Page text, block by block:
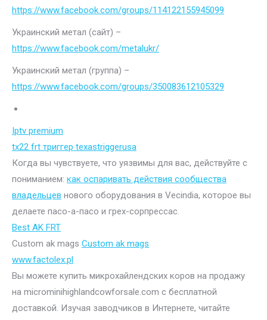
https://www.facebook.com/groups/114122155945099
Украинский метал (сайт) –
https://www.facebook.com/metalukr/
Украинский метал (группа) –
https://www.facebook.com/groups/350083612105329
Iptv premium
tx22 frt триггер texastriggerusa
Когда вы чувствуете, что уязвимы для вас, действуйте с
пониманием: как оспаривать действия сообщества
владельцев нового оборудования в Vecindia, которое вы
делаете пасо-а-пасо и грех-сорпрессас.
Best AK FRT
Custom ak mags Custom ak mags
www.factolex.pl
Вы можете купить микрохайлендских коров на продажу
на microminihighlandcowforsale.com с бесплатной
доставкой. Изучая заводчиков в Интернете, читайте